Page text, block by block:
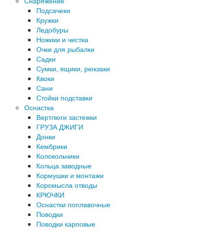
Подсачеки
Кружки
Ледобуры
Ножики и чистка
Очки для рыбалки
Садки
Сумки, ящики, рюкзаки
Квоки
Сани
Стойки подставки
Оснастка
Вертлюги застежки
ГРУЗА ДЖИГИ
Донки
Кембрики
Колокольчики
Кольца заводные
Кормушки и монтажи
Коромысла отводы
КРЮЧКИ
Оснастки поплавочные
Поводки
Поводки карповые